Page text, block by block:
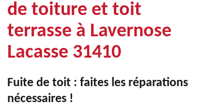
de toiture et toit
terrasse à Lavernose
Lacasse 31410
Fuite de toit : faites les réparations
nécessaires !